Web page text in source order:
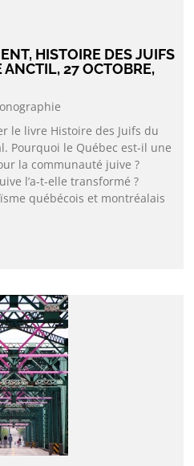
HISTOIRE DES JUIFS
ANCTIL, 27 OCTOBRE,
le livre Histoire des Juifs du
Pourquoi le Québec est-il une
la communauté juive ?
l’a-t-elle transformé ?
québécois et montréalais